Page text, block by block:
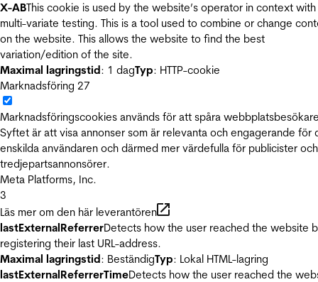
X-ABThis cookie is used by the website’s operator in context with
multi-variate testing. This is a tool used to combine or change
on the website. This allows the website to find the best
variation/edition of the site.
Maximal lagringstid: 1 dagTyp: HTTP-cookie
Marknadsföring 27
Marknadsföringscookies används för att spåra
Syftet är att visa annonser som är relevanta och engagerande för
enskilda användaren och därmed mer värdefulla för publicister och
tredjepartsannonsörer.
Meta Platforms, Inc.
3
Läs mer om den här leverantören
lastExternalReferrerDetects how the user reached the website
registering their last URL-address.
Maximal lagringstid: BeständigTyp: Lokal HTML-lagring
lastExternalReferrerTimeDetects how the user reached the